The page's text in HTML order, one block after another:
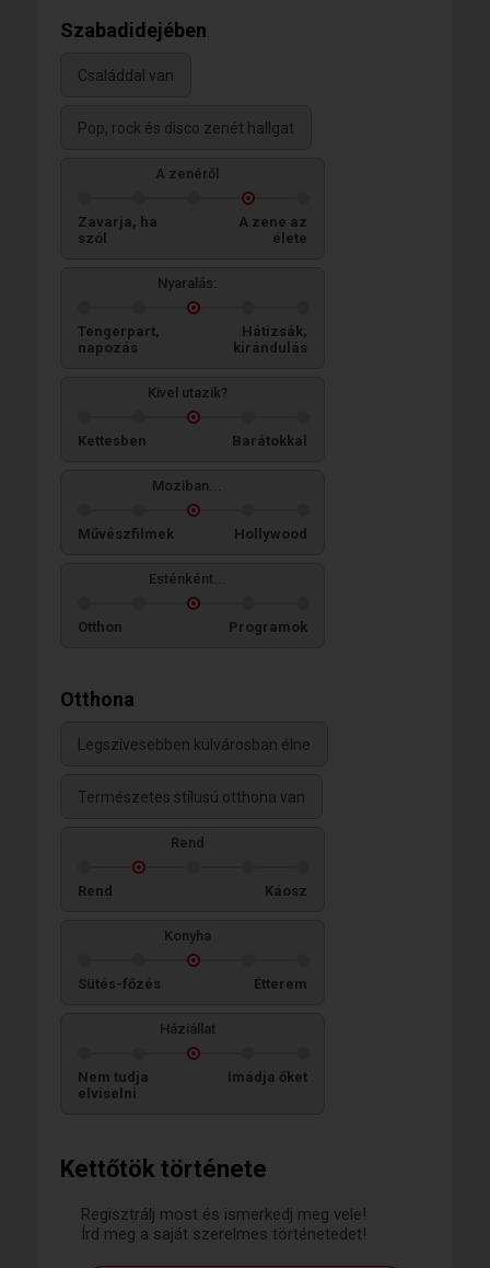
Kettőtök története
Regisztrálj most és ismerkedj meg vele!
Írd meg a saját szerelmes történetedet!
Szabadidejében
Családdal van
Pop, rock és disco zenét hallgat
A zenéről
Zavarja, ha
szól
A zene az
élete
Nyaralás:
Tengerpart,
napozás
Hátizsák,
kirándulás
Kivel utazik?
Kettesben Barátokkal
Moziban...
Művészfilmek Hollywood
Esténként...
Otthon Programok
Otthona
Legszívesebben külvárosban élne
Természetes stílusú otthona van
Rend
Rend Káosz
Konyha
Sütés-főzés Étterem
Háziállat
Nem tudja
elviselni
Imádja őket